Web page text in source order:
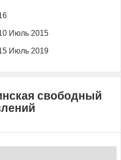
Июль 2015
Июль 2019
свободный